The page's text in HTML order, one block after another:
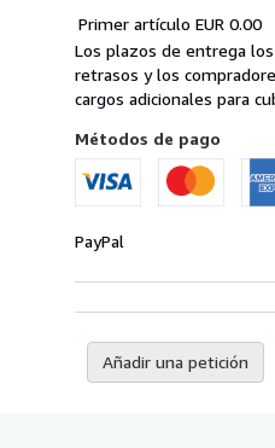
Tarifas
de
envío
en
Estados
Unidos
America
del
pedido
Primer artículo EUR 0.00
Los plazos de entrega
retrasos y los
cargos adicionales para
Métodos de pago
PayPal
Añadir una petición